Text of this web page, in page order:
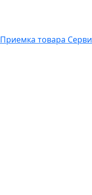
Приемка товара